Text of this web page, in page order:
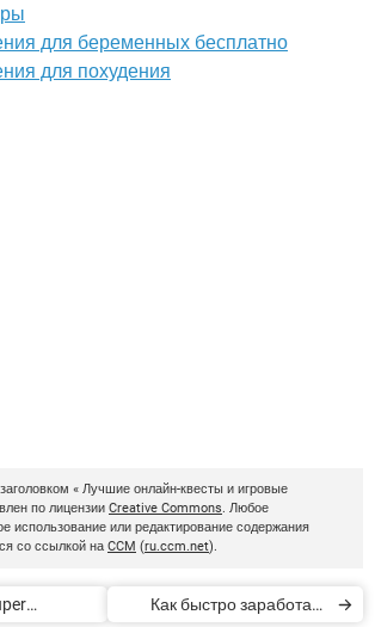
для беременных бесплатно
для похудения
« Лучшие онлайн-квесты и игровые
по лицензии Creative Commons . Любое
использование или редактирование содержания
со ссылкой на CCM (ru.ccm.net).
Как быстро заработать